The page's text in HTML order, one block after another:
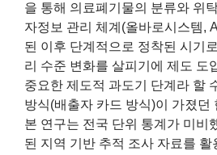
을 통해 의료폐기물의 분류와 위
자정보 관리 체계(올바로시스템,
된 이후 단계적으로 정착된 시기
리 수준 변화를 살피기에 제도 도
중요한 제도적 과도기 단계라 할
방식(배출자 카드 방식)이 가졌던
본 연구는 전국 단위 통계가 미비
된 지역 기반 추적 조사 자료를